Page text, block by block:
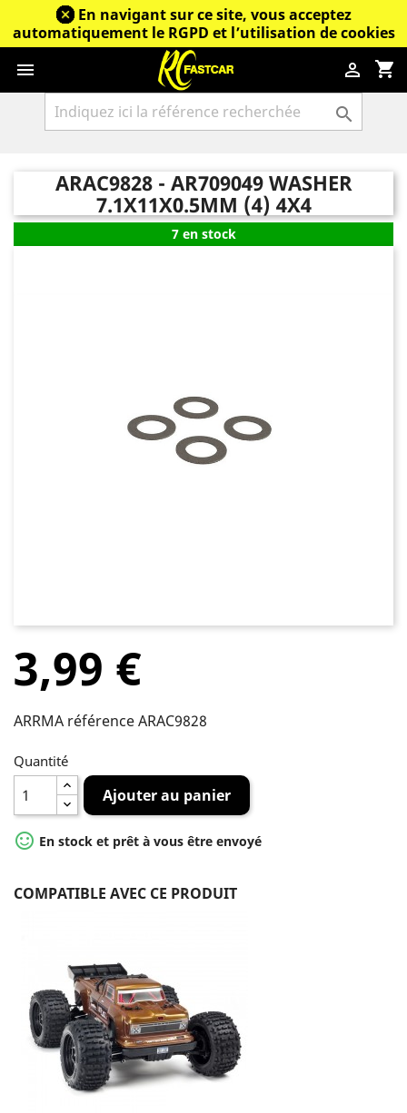
En navigant sur ce site, vous acceptez
automatiquement le RGPD et l’utilisation de cookies
 shopping_cart


ARAC9828 - AR709049 WASHER
7.1X11X0.5MM (4) 4X4
7 en stock
3,99 €
ARRMA référence ARAC9828
Quantité
Ajouter au panier
 En stock et prêt à vous être envoyé
COMPATIBLE AVEC CE PRODUIT